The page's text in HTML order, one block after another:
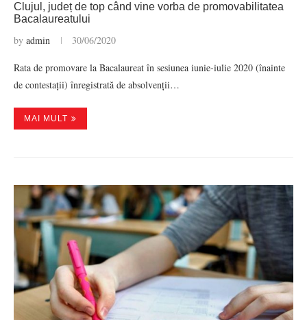
Clujul, județ de top când vine vorba de promovabilitatea
Bacalaureatului
by admin 30/06/2020
Rata de promovare la Bacalaureat în sesiunea iunie-iulie 2020 (înainte
de contestații) înregistrată de absolvenții…
MAI MULT